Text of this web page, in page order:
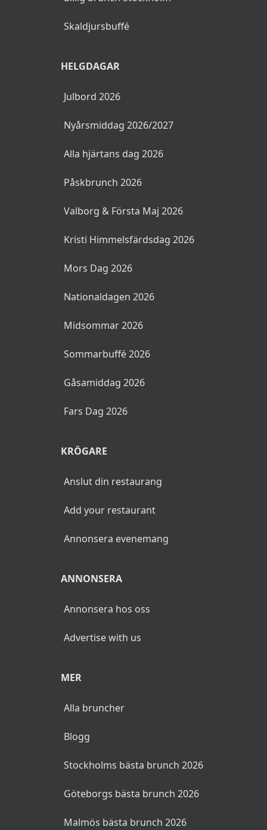
Skaldjursbuffé
HELGDAGAR
Julbord 2026
Nyårsmiddag 2026/2027
Alla hjärtans dag 2026
Påskbrunch 2026
Valborg & Första Maj 2026
Kristi Himmelsfärdsdag 2026
Mors Dag 2026
Nationaldagen 2026
Midsommar 2026
Sommarbuffé 2026
Gåsamiddag 2026
Fars Dag 2026
KRÖGARE
Anslut din restaurang
Add your restaurant
Annonsera evenemang
ANNONSERA
Annonsera hos oss
Advertise with us
MER
Alla bruncher
Blogg
Stockholms bästa brunch 2026
Göteborgs bästa brunch 2026
Malmös bästa brunch 2026